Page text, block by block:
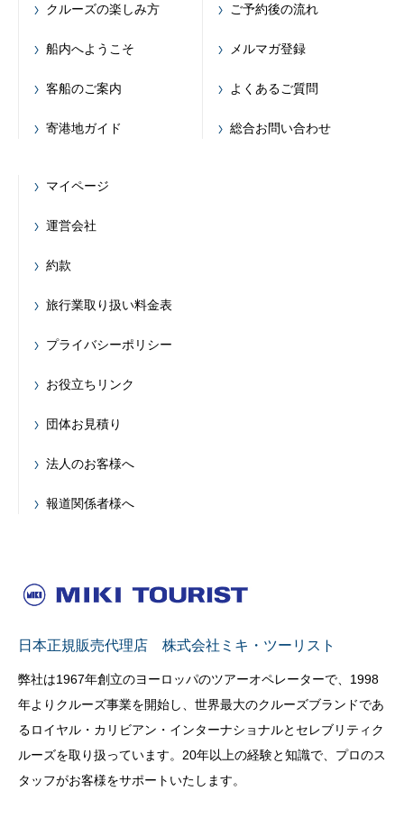
クルーズの楽しみ方
船内へようこそ
客船のご案内
寄港地ガイド
ご予約後の流れ
メルマガ登録
よくあるご質問
総合お問い合わせ
マイページ
運営会社
約款
旅行業取り扱い料金表
プライバシーポリシー
お役立ちリンク
団体お見積り
法人のお客様へ
報道関係者様へ
日本正規販売代理店 株式会社ミキ・ツーリスト
弊社は1967年創立のヨーロッパのツアーオペレーターで、1998
年よりクルーズ事業を開始し、世界最大のクルーズブランドであ
るロイヤル・カリビアン・インターナショナルとセレブリティク
ルーズを取り扱っています。20年以上の経験と知識で、プロのス
タッフがお客様をサポートいたします。